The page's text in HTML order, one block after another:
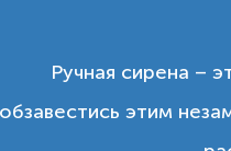
Ручная сирена –
этим